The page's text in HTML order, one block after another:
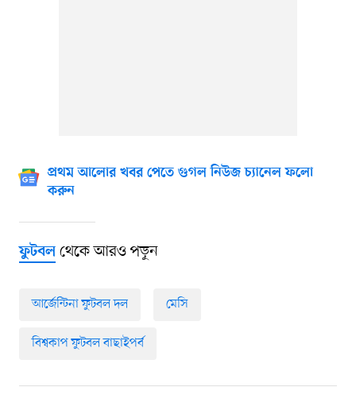
প্রথম আলোর খবর পেতে গুগল নিউজ চ্যানেল ফলো
করুন
ফুটবলথেকে আরও পড়ুন
আর্জেন্টিনা ফুটবল দল মেসি
বিশ্বকাপ ফুটবল বাছাইপর্ব